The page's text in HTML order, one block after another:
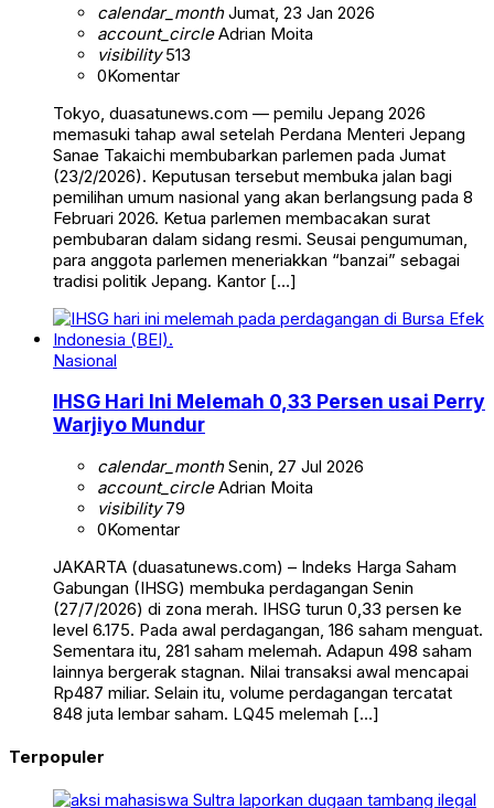
calendar_monthJumat, 23 Jan 2026
account_circleAdrian Moita
visibility513
0Komentar
Tokyo, duasatunews.com — pemilu Jepang 2026
memasuki tahap awal setelah Perdana Menteri Jepang
Sanae Takaichi membubarkan parlemen pada Jumat
(23/2/2026). Keputusan tersebut membuka jalan bagi
pemilihan umum nasional yang akan berlangsung pada 8
Februari 2026. Ketua parlemen membacakan surat
pembubaran dalam sidang resmi. Seusai pengumuman,
para anggota parlemen meneriakkan “banzai” sebagai
tradisi politik Jepang. Kantor […]
Nasional
IHSG Hari Ini Melemah 0,33 Persen usai Perry
Warjiyo Mundur
calendar_monthSenin, 27 Jul 2026
account_circleAdrian Moita
visibility79
0Komentar
JAKARTA (duasatunews.com) – Indeks Harga Saham
Gabungan (IHSG) membuka perdagangan Senin
(27/7/2026) di zona merah. IHSG turun 0,33 persen ke
level 6.175. Pada awal perdagangan, 186 saham menguat.
Sementara itu, 281 saham melemah. Adapun 498 saham
lainnya bergerak stagnan. Nilai transaksi awal mencapai
Rp487 miliar. Selain itu, volume perdagangan tercatat
848 juta lembar saham. LQ45 melemah […]
Terpopuler